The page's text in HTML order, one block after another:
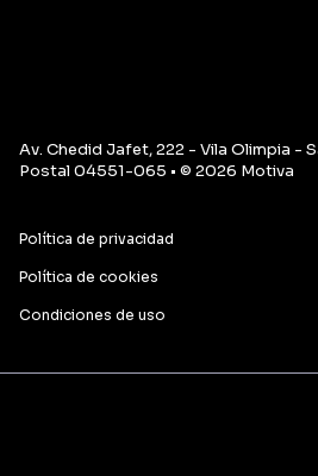
Av. Chedid Jafet, 222 - Vila Olimpia -
Postal 04551-065 • © 2026 Motiva
Política de privacidad
Política de cookies
Condiciones de uso